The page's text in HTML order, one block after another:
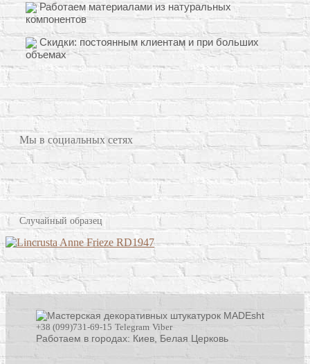
Работаем материалами из натуральных
компонентов
Скидки: постоянным клиентам и при больших
объемах
Мы в социальных сетях
Случайный образец
+38 (099)731-69-15 Telegram Viber
Работаем в городах: Киев, Белая Церковь